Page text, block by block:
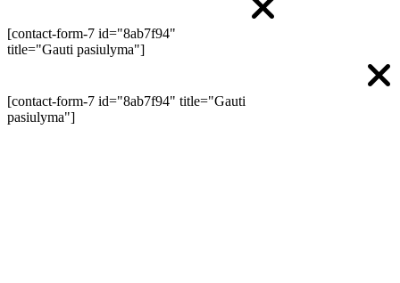
[contact-form-7 id="8ab7f94"
title="Gauti pasiulyma"]
[contact-form-7 id="8ab7f94" title="Gauti
pasiulyma"]